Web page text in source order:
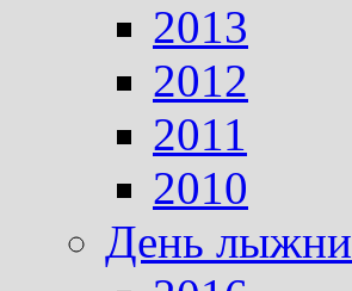
2013
2012
2011
2010
День